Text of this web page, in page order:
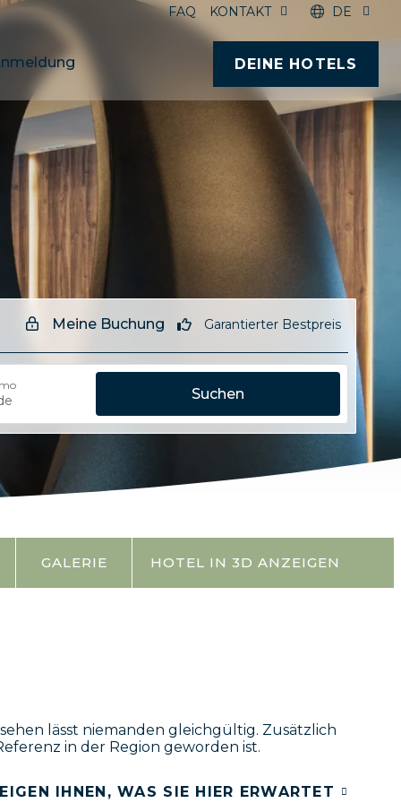
FAQ KONTAKT DE
DEINE HOTELS
Meine Buchung Garantierter Bestpreis
Suchen
GALERIE HOTEL IN 3D ANZEIGEN
lässt niemanden gleichgültig. Zusätzlich
in der Region geworden ist.
IHNEN, WAS SIE HIER ERWARTET